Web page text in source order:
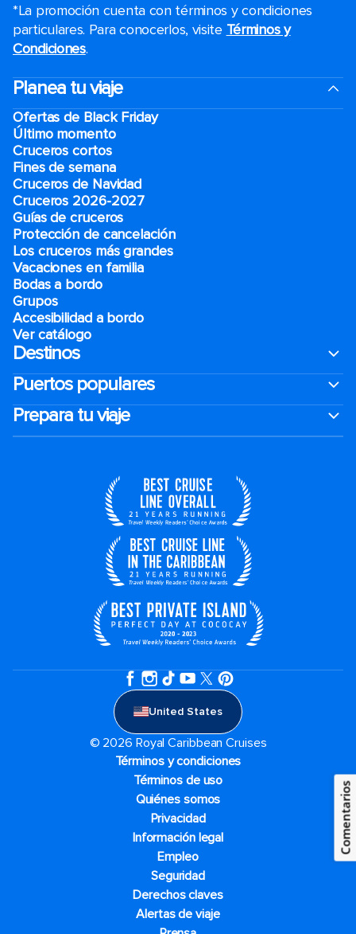
*La promoción cuenta con términos y condiciones
particulares. Para conocerlos, visite Términos y
Condiciones.
Planea tu viaje
Ofertas de Black Friday
Último momento
Cruceros cortos
Fines de semana
Cruceros de Navidad
Cruceros 2026-2027
Guías de cruceros
Protección de cancelación
Los cruceros más grandes
Vacaciones en familia
Bodas a bordo
Grupos
Accesibilidad a bordo
Ver catálogo
Destinos
Puertos populares
Prepara tu viaje
United States
© 2026 Royal Caribbean Cruises
Términos y condiciones
Términos de uso
Quiénes somos
Privacidad
Información legal
Empleo
Seguridad
Derechos claves
Alertas de viaje
Comentarios